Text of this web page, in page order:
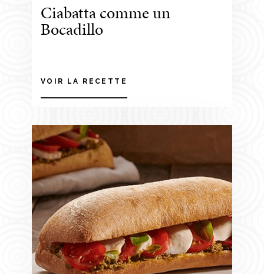
Ciabatta comme un
Bocadillo
VOIR LA RECETTE